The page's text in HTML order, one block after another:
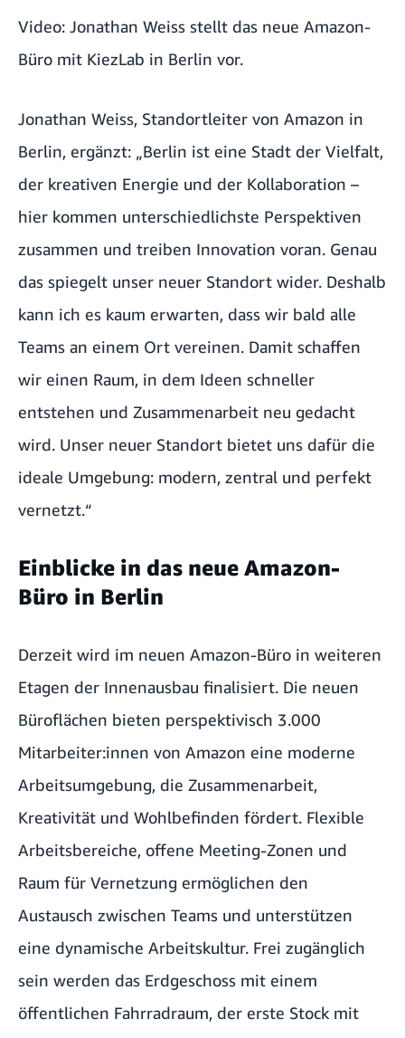
Video: Jonathan Weiss stellt das neue Amazon-
Büro mit KiezLab in Berlin vor.
Jonathan Weiss, Standortleiter von Amazon in
Berlin, ergänzt: „Berlin ist eine Stadt der Vielfalt,
der kreativen Energie und der Kollaboration –
hier kommen unterschiedlichste Perspektiven
zusammen und treiben Innovation voran. Genau
das spiegelt unser neuer Standort wider. Deshalb
kann ich es kaum erwarten, dass wir bald alle
Teams an einem Ort vereinen. Damit schaffen
wir einen Raum, in dem Ideen schneller
entstehen und Zusammenarbeit neu gedacht
wird. Unser neuer Standort bietet uns dafür die
ideale Umgebung: modern, zentral und perfekt
vernetzt.“
Einblicke in das neue Amazon-
Büro in Berlin
Derzeit wird im neuen Amazon-Büro in weiteren
Etagen der Innenausbau finalisiert. Die neuen
Büroflächen bieten perspektivisch 3.000
Mitarbeiter:innen von Amazon eine moderne
Arbeitsumgebung, die Zusammenarbeit,
Kreativität und Wohlbefinden fördert. Flexible
Arbeitsbereiche, offene Meeting-Zonen und
Raum für Vernetzung ermöglichen den
Austausch zwischen Teams und unterstützen
eine dynamische Arbeitskultur. Frei zugänglich
sein werden das Erdgeschoss mit einem
öffentlichen Fahrradraum, der erste Stock mit